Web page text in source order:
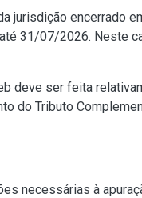
jurisdição encerrado
31/07/2026. Neste
deve ser feita
do Tributo
necessárias à